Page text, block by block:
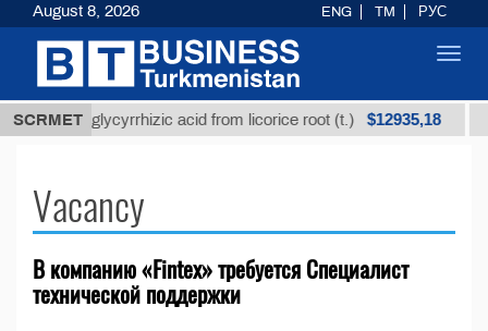
SCRMET
Unrefined glycyrrhizic acid from licorice root (t.) $12935,18
Vacancy
В компанию «Fintex» требуется Специалист
технической поддержки
August 8, 2026 ENG TM РУС